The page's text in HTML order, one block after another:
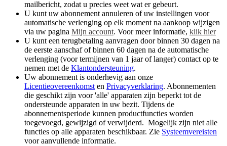
mailbericht, zodat u precies weet wat er gebeurt.
U kunt uw abonnement annuleren of uw instellingen voor
automatische verlenging op elk moment na aankoop wijzigen
via uw pagina Mijn account. Voor meer informatie, klik hier
U kunt een terugbetaling aanvragen door binnen 30 dagen na
de eerste aanschaf of binnen 60 dagen na de automatische
verlenging (voor termijnen van 1 jaar of langer) contact op te
nemen met de Klantondersteuning.
Uw abonnement is onderhevig aan onze
Licentieovereenkomst en Privacyverklaring. Abonnementen
die geschikt zijn voor 'alle' apparaten zijn beperkt tot de
ondersteunde apparaten in uw bezit. Tijdens de
abonnementsperiode kunnen productfuncties worden
toegevoegd, gewijzigd of verwijderd. Mogelijk zijn niet alle
functies op alle apparaten beschikbaar. Zie Systeemvereisten
voor aanvullende informatie.